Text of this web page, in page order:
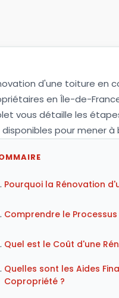
d'une toiture en
en Île-de-
vous détaille les
pour mener
Pourquoi la Rénovation
Comprendre le
Quel est le Coût d'une
Quelles sont les Aides
Copropriété ?